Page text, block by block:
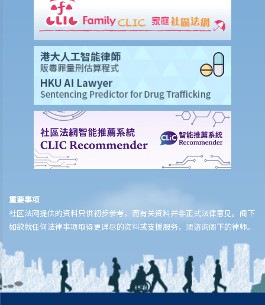
1. 采用订明格式
a. 订明格式
b. 表格1或表格2？
2. 由授权人和受权人签立
a. 由授权人签立
b. 由受权人签立
c. 多于一名受权人的签立方式
1. 我年纪已老，想让我的女儿在我变为精神上无行为能力时处理我的财
政事务。我知道有一种叫持久授权书的东西，可让我委讬一位受权人，
假若我患上痴呆（失智）症，受权人就可以处理我的财政事务。这个主
一个朋友见证我的签名，就一切都办妥了？
3. 说明资料
5. 对受权人的限制及通知获指名的人
a. 对受权人的限制
b. 通知获指名的人
重要事项
社区法网提供的资料只供初步参考，而有关资料并非正式法律意见。阁下
如欲就任何法律事项取得更详尽的资料或支援服务，须谘询阁下的律师。